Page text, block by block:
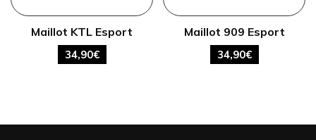
Maillot KTL Esport
34,90€
Maillot 909 Esport
34,90€